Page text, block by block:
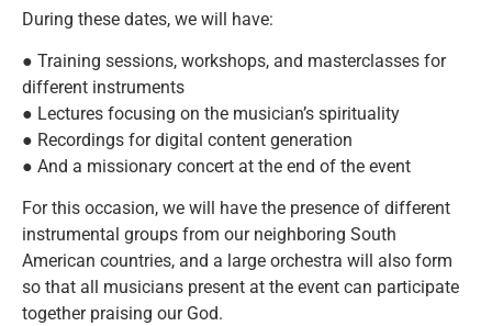
During these dates, we will have:
● Training sessions, workshops, and masterclasses for
different instruments
● Lectures focusing on the musician’s spirituality
● Recordings for digital content generation
● And a missionary concert at the end of the event
For this occasion, we will have the presence of different
instrumental groups from our neighboring South
American countries, and a large orchestra will also form
so that all musicians present at the event can participate
together praising our God.